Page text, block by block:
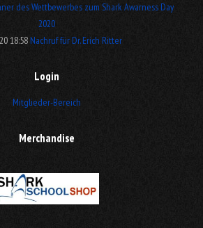
des Wettbewerbes zum Shark Awarness Day
2020
18:58 Nachruf für Dr. Erich Ritter
Login
Mitglieder-Bereich
Merchandise